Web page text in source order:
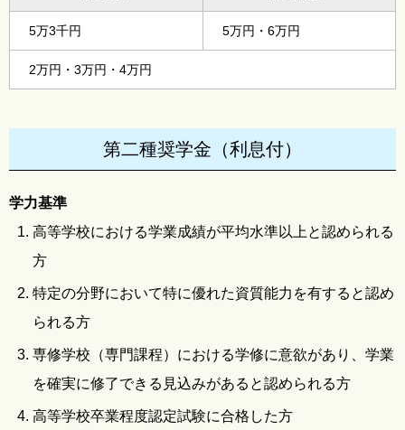
5万3千円 5万円・6万円
2万円・3万円・4万円
第二種奨学金（利息付）
学力基準
高等学校における学業成績が平均水準以上と認められる
方
特定の分野において特に優れた資質能力を有すると認め
られる方
専修学校（専門課程）における学修に意欲があり、学業
を確実に修了できる見込みがあると認められる方
高等学校卒業程度認定試験に合格した方